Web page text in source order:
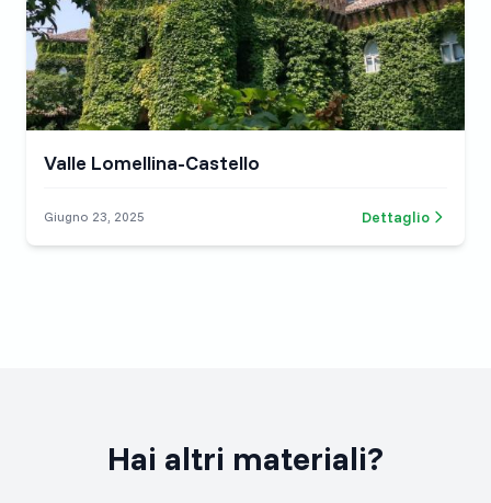
Valle Lomellina-Castello
Giugno 23, 2025 Dettaglio
Hai altri materiali?